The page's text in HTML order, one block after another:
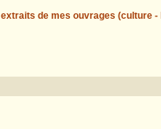
extraits de mes ouvrages (culture